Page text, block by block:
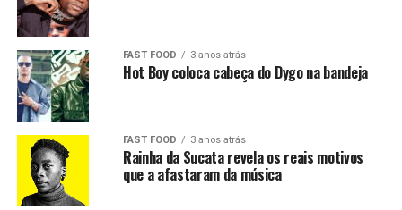
FAST FOOD 3 anos atrás
Hot Boy coloca cabeça do Dygo na bandeja
FAST FOOD 3 anos atrás
Rainha da Sucata revela os reais motivos
que a afastaram da música